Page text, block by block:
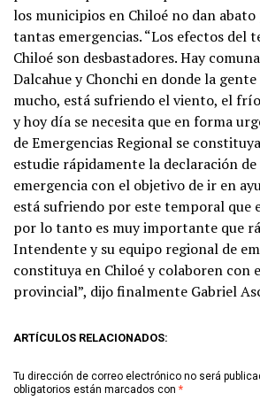
los municipios en Chiloé no dan
tantas emergencias. “Los efectos del
Chiloé son desbastadores. Hay
Dalcahue y Chonchi en donde la
mucho, está sufriendo el viento, el
y hoy día se necesita que en forma
de Emergencias Regional se
estudie rápidamente la declaración
emergencia con el objetivo de ir en
está sufriendo por este temporal que
por lo tanto es muy importante que
Intendente y su equipo regional de
constituya en Chiloé y colaboren con
provincial”, dijo finalmente Gabriel
ARTÍCULOS RELACIONADOS:
Tu dirección de correo electrónico no será
obligatorios están marcados con *